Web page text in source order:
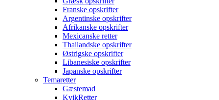
Franske opskrifter
Argentinske opskrifter
Afrikanske opskrifter
Mexicanske retter
Thailandske opskrifter
Østrigske opskrifter
Libanesiske opskrifter
Japanske opskrifter
Temaretter
Gæstemad
KvikRetter